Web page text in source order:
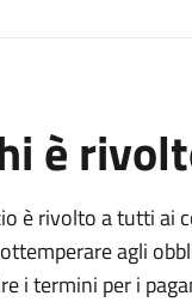
è
è rivolto a tutti ai
agli
i termini per i